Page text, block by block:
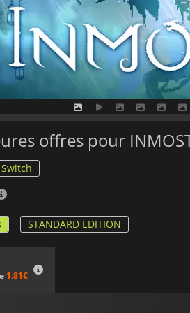
offres pour
Switch
STANDARD EDITION
1.81€